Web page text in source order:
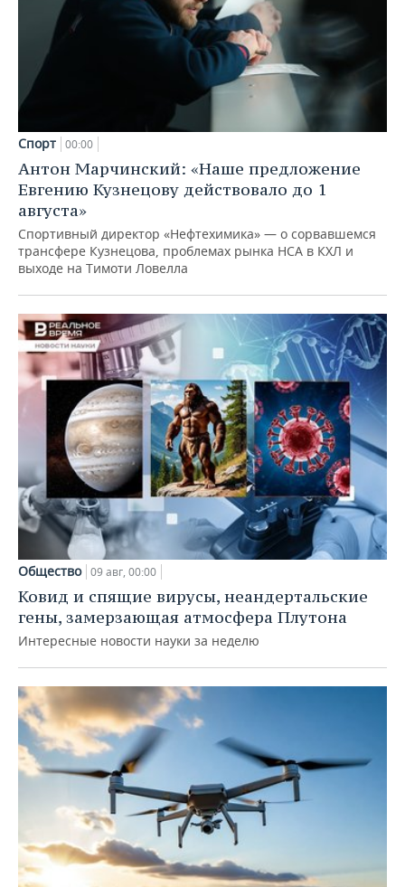
Спорт 00:00
Антон Марчинский: «Наше предложение
Евгению Кузнецову действовало до 1
августа»
Спортивный директор «Нефтехимика» — о сорвавшемся
трансфере Кузнецова, проблемах рынка НСА в КХЛ и
выходе на Тимоти Ловелла
Общество 09 авг, 00:00
Ковид и спящие вирусы, неандертальские
гены, замерзающая атмосфера Плутона
Интересные новости науки за неделю